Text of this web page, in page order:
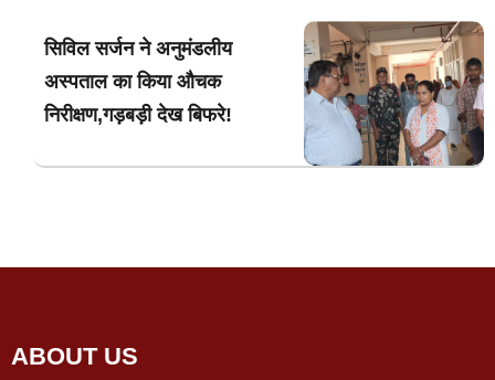
सिविल सर्जन ने अनुमंडलीय
अस्पताल का किया औचक
निरीक्षण,गड़बड़ी देख बिफरे!
ABOUT US